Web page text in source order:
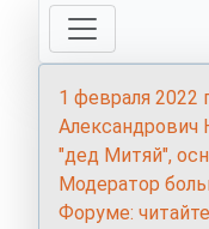
1 февраля 2022
Александрович
"дед Митяй",
Модератор
Форуме: